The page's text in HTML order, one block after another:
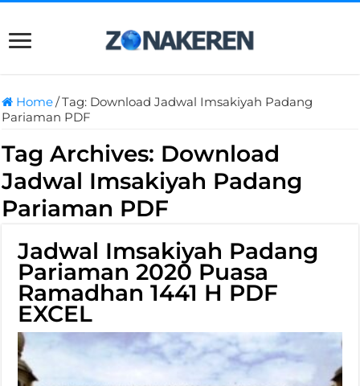
Home/Tag: Download Jadwal Imsakiyah Padang
Pariaman PDF
Tag Archives: Download
Jadwal Imsakiyah Padang
Pariaman PDF
Jadwal Imsakiyah Padang
Pariaman 2020 Puasa
Ramadhan 1441 H PDF
EXCEL